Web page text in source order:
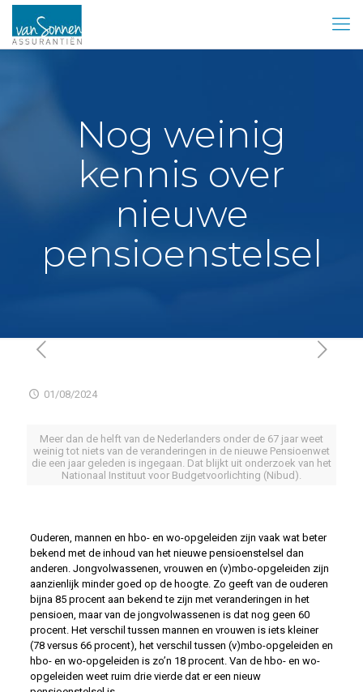
Nog weinig
kennis over
nieuwe
pensioenstelsel
01/08/2024
Meer dan de helft van de Nederlanders onder de 67 jaar weet
weinig tot niets van de veranderingen in de nieuwe Pensioenwet
die een jaar geleden is ingegaan. Dat blijkt uit onderzoek van het
Nationaal Instituut voor Budgetvoorlichting (Nibud).
Ouderen, mannen en hbo- en wo-opgeleiden zijn vaak wat beter
bekend met de inhoud van het nieuwe pensioenstelsel dan
anderen. Jongvolwassenen, vrouwen en (v)mbo-opgeleiden zijn
aanzienlijk minder goed op de hoogte. Zo geeft van de ouderen
bijna 85 procent aan bekend te zijn met veranderingen in het
pensioen, maar van de jongvolwassenen is dat nog geen 60
procent. Het verschil tussen mannen en vrouwen is iets kleiner
(78 versus 66 procent), het verschil tussen (v)mbo-opgeleiden en
hbo- en wo-opgeleiden is zo’n 18 procent. Van de hbo- en wo-
opgeleiden weet ruim drie vierde dat er een nieuw